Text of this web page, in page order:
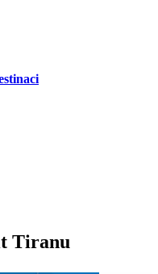
Tiranu